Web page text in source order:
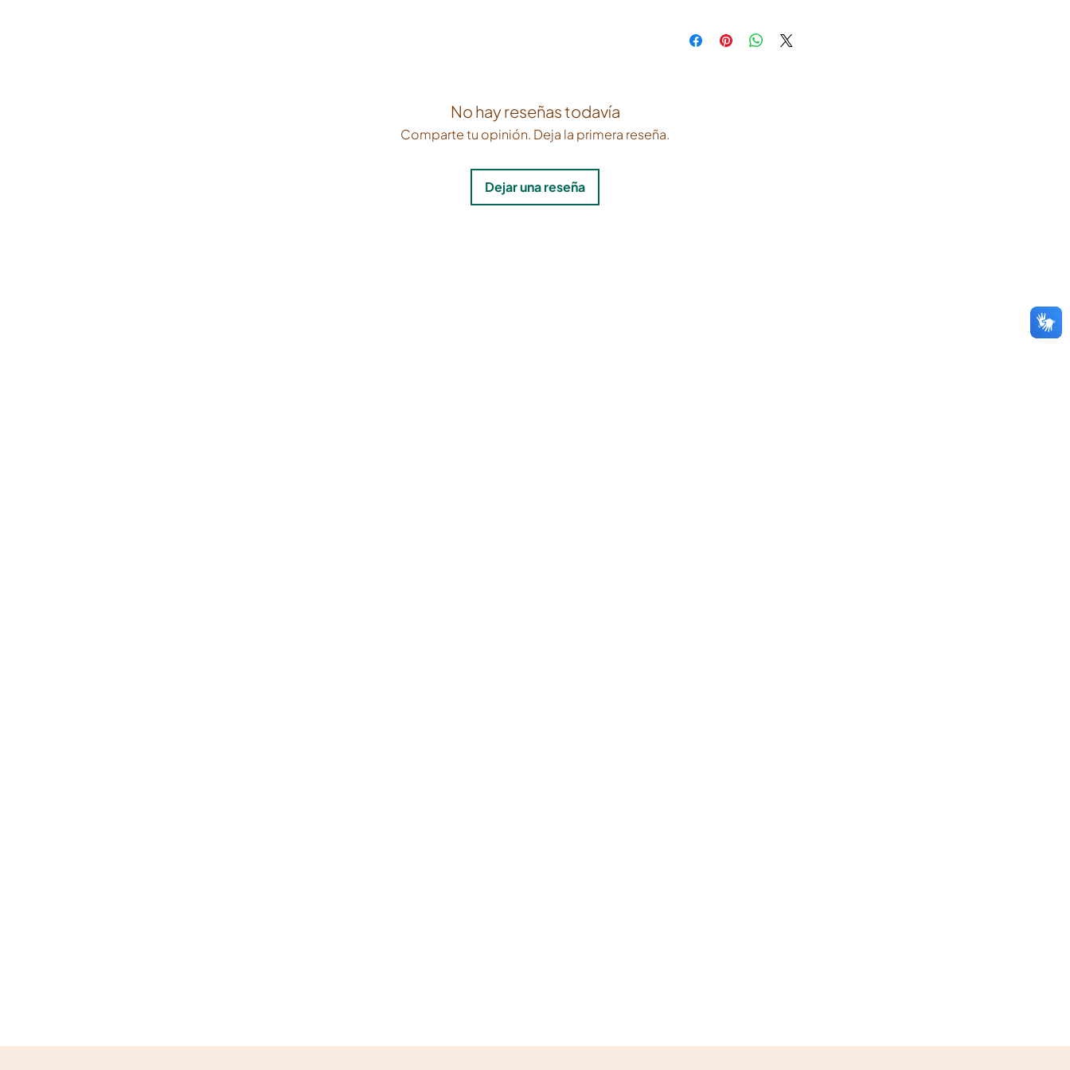
No hay reseñas todavía
Comparte tu opinión. Deja la primera reseña.
Dejar una reseña